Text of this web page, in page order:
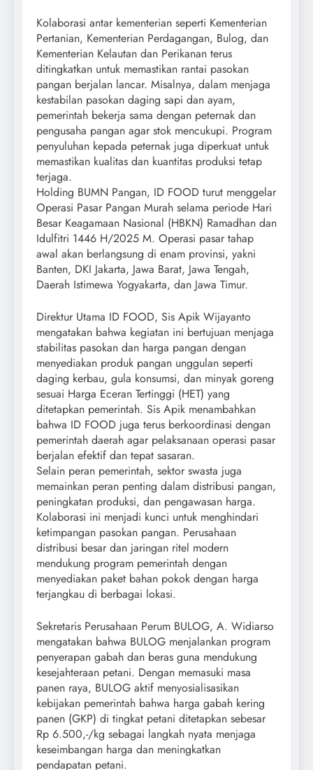
Kolaborasi antar kementerian seperti Kementerian
Pertanian, Kementerian Perdagangan, Bulog, dan
Kementerian Kelautan dan Perikanan terus
ditingkatkan untuk memastikan rantai pasokan
pangan berjalan lancar. Misalnya, dalam menjaga
kestabilan pasokan daging sapi dan ayam,
pemerintah bekerja sama dengan peternak dan
pengusaha pangan agar stok mencukupi. Program
penyuluhan kepada peternak juga diperkuat untuk
memastikan kualitas dan kuantitas produksi tetap
terjaga.
Holding BUMN Pangan, ID FOOD turut menggelar
Operasi Pasar Pangan Murah selama periode Hari
Besar Keagamaan Nasional (HBKN) Ramadhan dan
Idulfitri 1446 H/2025 M. Operasi pasar tahap
awal akan berlangsung di enam provinsi, yakni
Banten, DKI Jakarta, Jawa Barat, Jawa Tengah,
Daerah Istimewa Yogyakarta, dan Jawa Timur.
Direktur Utama ID FOOD, Sis Apik Wijayanto
mengatakan bahwa kegiatan ini bertujuan menjaga
stabilitas pasokan dan harga pangan dengan
menyediakan produk pangan unggulan seperti
daging kerbau, gula konsumsi, dan minyak goreng
sesuai Harga Eceran Tertinggi (HET) yang
ditetapkan pemerintah. Sis Apik menambahkan
bahwa ID FOOD juga terus berkoordinasi dengan
pemerintah daerah agar pelaksanaan operasi pasar
berjalan efektif dan tepat sasaran.
Selain peran pemerintah, sektor swasta juga
memainkan peran penting dalam distribusi pangan,
peningkatan produksi, dan pengawasan harga.
Kolaborasi ini menjadi kunci untuk menghindari
ketimpangan pasokan pangan. Perusahaan
distribusi besar dan jaringan ritel modern
mendukung program pemerintah dengan
menyediakan paket bahan pokok dengan harga
terjangkau di berbagai lokasi.
Sekretaris Perusahaan Perum BULOG, A. Widiarso
mengatakan bahwa BULOG menjalankan program
penyerapan gabah dan beras guna mendukung
kesejahteraan petani. Dengan memasuki masa
panen raya, BULOG aktif menyosialisasikan
kebijakan pemerintah bahwa harga gabah kering
panen (GKP) di tingkat petani ditetapkan sebesar
Rp 6.500,-/kg sebagai langkah nyata menjaga
keseimbangan harga dan meningkatkan
pendapatan petani.